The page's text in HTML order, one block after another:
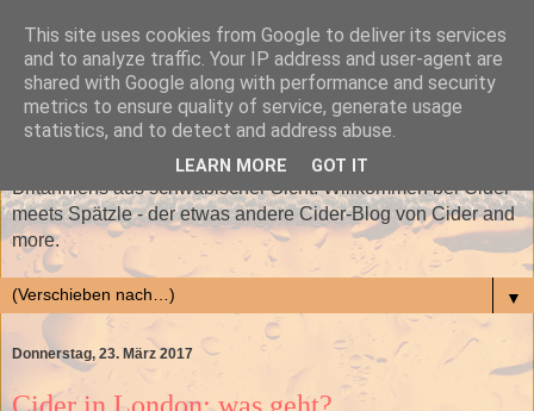
Sinnige und unsinnige Ergüsse rund um das flüssige Gold
Britanniens aus schwäbischer Sicht: Willkommen bei Cider
meets Spätzle - der etwas andere Cider-Blog von Cider and
more.
▼
Donnerstag, 23. März 2017
This site uses cookies from Google to deliver its services
and to analyze traffic. Your IP address and user-agent are
shared with Google along with performance and security
metrics to ensure quality of service, generate usage
statistics, and to detect and address abuse.
LEARN MORE GOT IT